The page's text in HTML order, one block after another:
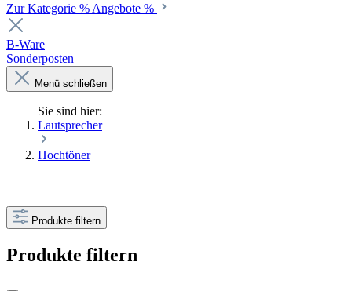
Zur Kategorie % Angebote %
B-Ware
Sonderposten
Menü schließen
Sie sind hier:
Lautsprecher
Hochtöner
Produkte filtern
Produkte filtern